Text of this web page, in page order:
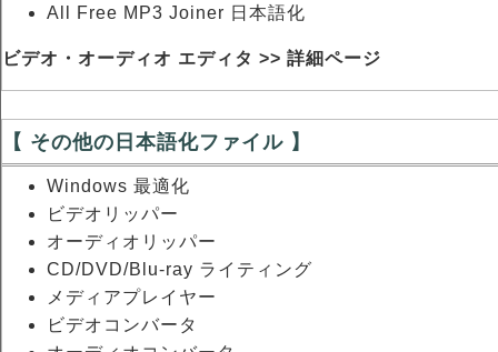
All Free MP3 Joiner 日本語化
ビデオ・オーディオ エディタ >> 詳細ページ
【 その他の日本語化ファイル 】
Windows 最適化
ビデオリッパー
オーディオリッパー
CD/DVD/Blu-ray ライティング
メディアプレイヤー
ビデオコンバータ